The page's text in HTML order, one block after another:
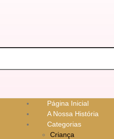
Página Inicial
A Nossa História
Categorias
Criança